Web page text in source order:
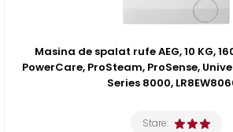
Masina de spalat rufe AEG, 10 KG,
PowerCare, ProSteam, ProSense,
Series 8000,
Stare: